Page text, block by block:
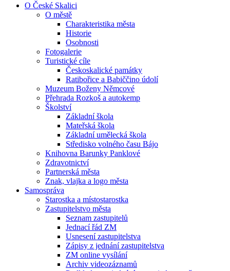
O České Skalici
O městě
Charakteristika města
Historie
Osobnosti
Fotogalerie
Turistické cíle
Českoskalické památky
Ratibořice a Babiččino údolí
Muzeum Boženy Němcové
Přehrada Rozkoš a autokemp
Školství
Základní škola
Mateřská škola
Základní umělecká škola
Středisko volného času Bájo
Knihovna Barunky Panklové
Zdravotnictví
Partnerská města
Znak, vlajka a logo města
Samospráva
Starostka a místostarostka
Zastupitelstvo města
Seznam zastupitelů
Jednací řád ZM
Usnesení zastupitelstva
Zápisy z jednání zastupitelstva
ZM online vysílání
Archiv videozáznamů